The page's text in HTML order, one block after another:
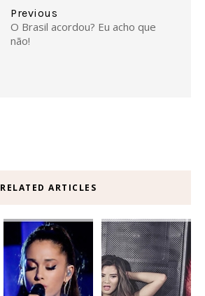
Previous
O Brasil acordou? Eu acho que
não!
RELATED ARTICLES